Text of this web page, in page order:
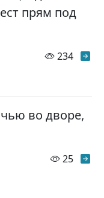
прям под
234
во дворе,
25